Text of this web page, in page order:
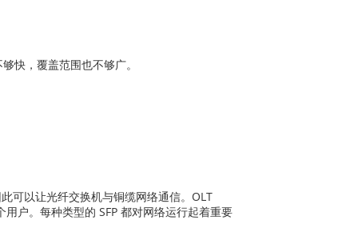
快，覆盖范围也不够广。
可以让光纤交换机与铜缆网络通信。OLT
户。每种类型的 SFP 都对网络运行起着重要